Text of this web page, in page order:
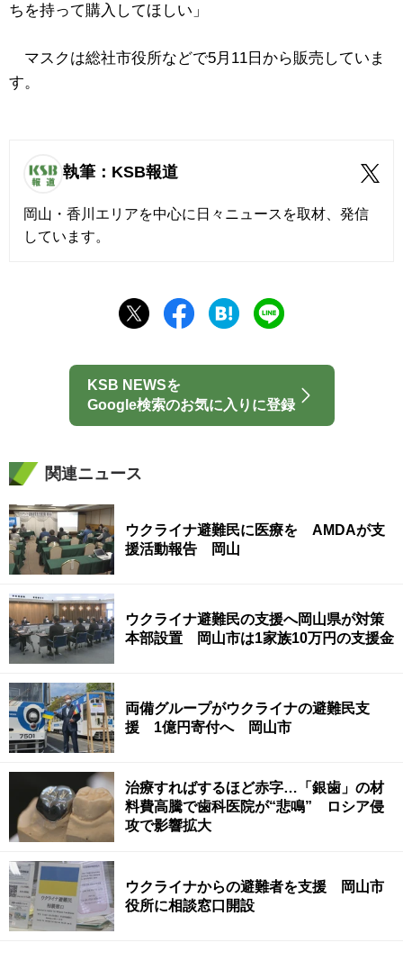
ちを持って購入してほしい」
マスクは総社市役所などで5月11日から販売していま
す。
執筆：KSB報道
岡山・香川エリアを中心に日々ニュースを取材、発信
しています。
KSB NEWSを
Google検索のお気に入りに登録
関連ニュース
ウクライナ避難民に医療を AMDAが支
援活動報告 岡山
ウクライナ避難民の支援へ岡山県が対策
本部設置 岡山市は1家族10万円の支援金
両備グループがウクライナの避難民支
援 1億円寄付へ 岡山市
治療すればするほど赤字…「銀歯」の材
料費高騰で歯科医院が“悲鳴” ロシア侵
攻で影響拡大
ウクライナからの避難者を支援 岡山市
役所に相談窓口開設